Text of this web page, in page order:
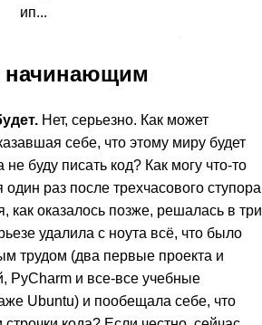
ип...
начинающим
Нет, серьезно. Как может
себе, что этому миру будет
буду писать код? Как могу что-то
один раз после трехчасового ступора
как оказалось позже, решалась в три
удалила с ноута всё, что было
трудом (два первые проекта и
PyCharm и все-все учебные
Ubuntu) и пообещала себе, что